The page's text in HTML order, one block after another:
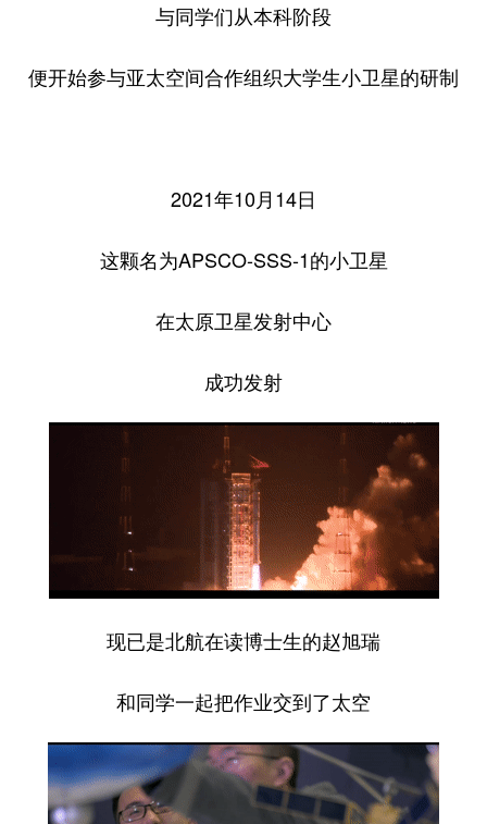
与同学们从本科阶段
便开始参与亚太空间合作组织大学生小卫星的研制
2021年10月14日
这颗名为APSCO-SSS-1的小卫星
在太原卫星发射中心
成功发射
现已是北航在读博士生的赵旭瑞
和同学一起把作业交到了太空